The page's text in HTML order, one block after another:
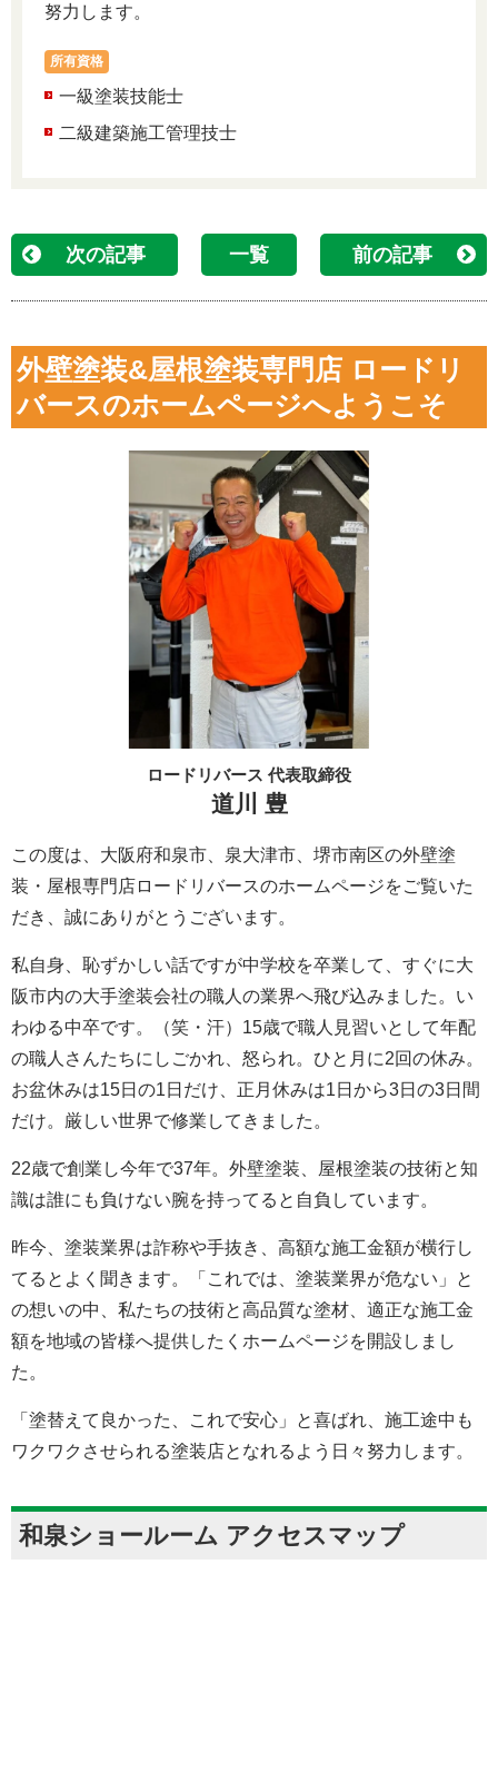
努力します。
所有資格
一級塗装技能士
二級建築施工管理技士
次の記事 一覧 前の記事
外壁塗装&屋根塗装専門店 ロードリ
バースのホームページへようこそ
ロードリバース 代表取締役
道川 豊
この度は、大阪府和泉市、泉大津市、堺市南区の外壁塗
装・屋根専門店ロードリバースのホームページをご覧いた
だき、誠にありがとうございます。
私自身、恥ずかしい話ですが中学校を卒業して、すぐに大
阪市内の大手塗装会社の職人の業界へ飛び込みました。い
わゆる中卒です。（笑・汗）15歳で職人見習いとして年配
の職人さんたちにしごかれ、怒られ。ひと月に2回の休み。
お盆休みは15日の1日だけ、正月休みは1日から3日の3日間
だけ。厳しい世界で修業してきました。
22歳で創業し今年で37年。外壁塗装、屋根塗装の技術と知
識は誰にも負けない腕を持ってると自負しています。
昨今、塗装業界は詐称や手抜き、高額な施工金額が横行し
てるとよく聞きます。「これでは、塗装業界が危ない」と
の想いの中、私たちの技術と高品質な塗材、適正な施工金
額を地域の皆様へ提供したくホームページを開設しまし
た。
「塗替えて良かった、これで安心」と喜ばれ、施工途中も
ワクワクさせられる塗装店となれるよう日々努力します。
和泉ショールーム アクセスマップ